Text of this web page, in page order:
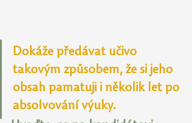
Dokáže předávat učivo
takovým způsobem, že si jeho
obsah pamatuji i několik let po
absolvování výuky.